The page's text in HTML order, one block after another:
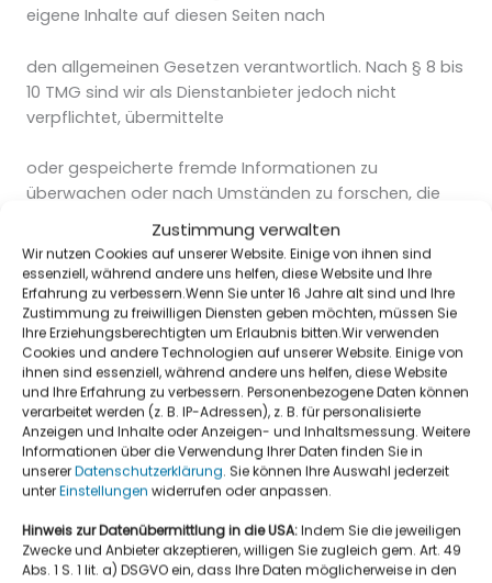
Zustimmung verwalten
Wir nutzen Cookies auf unserer Website. Einige von ihnen sind
essenziell, während andere uns helfen, diese Website und Ihre
Erfahrung zu verbessern.Wenn Sie unter 16 Jahre alt sind und Ihre
Zustimmung zu freiwilligen Diensten geben möchten, müssen Sie
Ihre Erziehungsberechtigten um Erlaubnis bitten.Wir verwenden
Cookies und andere Technologien auf unserer Website. Einige von
ihnen sind essenziell, während andere uns helfen, diese Website
und Ihre Erfahrung zu verbessern. Personenbezogene Daten können
verarbeitet werden (z. B. IP-Adressen), z. B. für personalisierte
Anzeigen und Inhalte oder Anzeigen- und Inhaltsmessung. Weitere
Informationen über die Verwendung Ihrer Daten finden Sie in
unsererDatenschutzerklärung. Sie können Ihre Auswahl jederzeit
unterEinstellungen widerrufen oder anpassen.
Hinweis zur Datenübermittlung in die USA:Indem Sie die jeweiligen
Zwecke und Anbieter akzeptieren, willigen Sie zugleich gem. Art. 49
Abs. 1 S. 1 lit. a) DSGVO ein, dass Ihre Daten möglicherweise in den
eigene Inhalte auf diesen Seiten nach
den allgemeinen Gesetzen verantwortlich. Nach § 8 bis
10 TMG sind wir als Dienstanbieter jedoch nicht
verpflichtet, übermittelte
oder gespeicherte fremde Informationen zu
überwachen oder nach Umständen zu forschen, die
auf eine rechtswidrige Tätigkeit hin-
weisen. Verpflichtungen zur Entfernung oder Sperrung
der Nutzung von Informationen nach den allgemeinen
Gesetzen bleiben hier-
von unberührt. Eine diesbezügliche Haftung ist jedoch
erst ab dem Zeitpunkt der Kenntnis einer konkreten
Rechtsverletzung mög-
lich. Bei Bekanntwerden von entsprechenden
Rechtsverletzungen werden wir diese Inhalte
umgehend entfernen.
Haftung für Links: